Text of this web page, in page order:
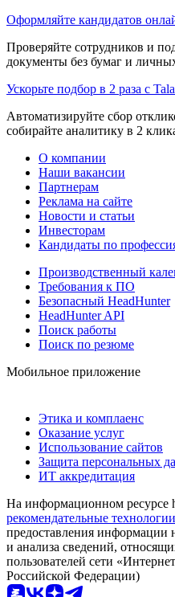
Оформляйте кандидатов
Проверяйте сотрудников и
документы без бумаг и
Ускорьте подбор в 2 раза с
Автоматизируйте сбор
собирайте аналитику в 2
О компании
Наши вакансии
Партнерам
Реклама на сайте
Новости и статьи
Инвесторам
Кандидаты по
Производственный
Требования к ПО
Безопасный HeadHunter
HeadHunter API
Поиск работы
Поиск по резюме
Мобильное приложение
Этика и комплаенс
Оказание услуг
Использование сайтов
Защита персональных
ИТ аккредитация
На информационном ресурсе
рекомендательные технологии
предоставления информации
и анализа сведений,
пользователей сети
Российской Федерации)